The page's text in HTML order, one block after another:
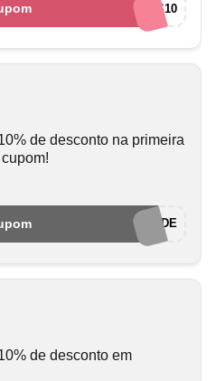
SEMIJOIAS10
de desconto na primeira
AUTENTICIDADE
de desconto em